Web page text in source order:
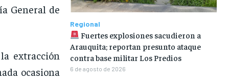
General de
extracción
ocasiona
Regional
Fuertes explosiones sacudieron a
Arauquita; reportan presunto ataque
contra base militar Los Predios
6 de agosto de 2026